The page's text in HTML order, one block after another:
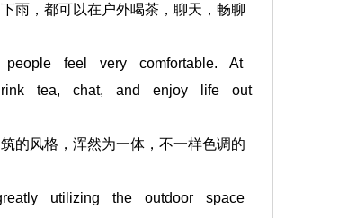
，都可以在户外喝茶，聊天，畅聊
feel very comfortable. At
tea, chat, and enjoy life out
风格，浑然为一体，不一样色调的
utilizing the outdoor space